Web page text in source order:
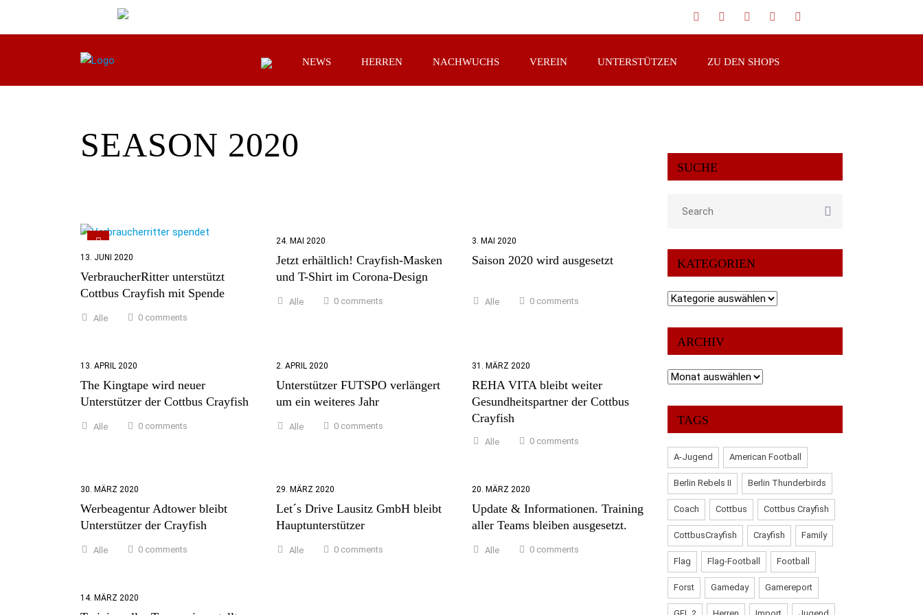
NEWS HERREN NACHWUCHS VEREIN UNTERSTÜTZEN ZU DEN SHOPS
SEASON 2020
13. JUNI 2020
VerbraucherRitter unterstützt
Cottbus Crayfish mit Spende
Alle 0 comments
24. MAI 2020
Jetzt erhältlich! Crayfish-Masken
und T-Shirt im Corona-Design
Alle 0 comments
3. MAI 2020
Saison 2020 wird ausgesetzt
Alle 0 comments
13. APRIL 2020
The Kingtape wird neuer
Unterstützer der Cottbus Crayfish
Alle 0 comments
2. APRIL 2020
Unterstützer FUTSPO verlängert
um ein weiteres Jahr
Alle 0 comments
31. MÄRZ 2020
REHA VITA bleibt weiter
Gesundheitspartner der Cottbus
Crayfish
Alle 0 comments
30. MÄRZ 2020
Werbeagentur Adtower bleibt
Unterstützer der Crayfish
Alle 0 comments
29. MÄRZ 2020
Let´s Drive Lausitz GmbH bleibt
Hauptunterstützer
Alle 0 comments
20. MÄRZ 2020
Update & Informationen. Training
aller Teams bleiben ausgesetzt.
Alle 0 comments
14. MÄRZ 2020
SUCHE
KATEGORIEN
Kategorien
ARCHIV
Archiv
TAGS
A-Jugend American Football
Berlin Rebels II Berlin Thunderbirds
Coach Cottbus Cottbus Crayfish
CottbusCrayfish Crayfish Family
Flag Flag-Football Football
Forst Gameday Gamereport